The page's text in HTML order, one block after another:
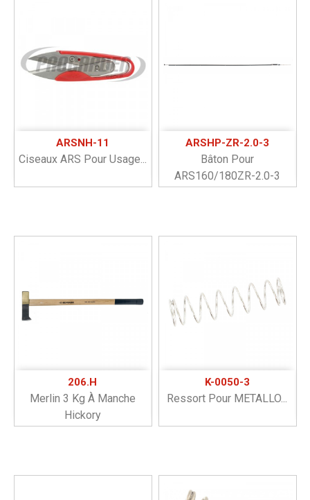
ARSNH-11
Ciseaux ARS Pour Usage...
ARSHP-ZR-2.0-3
Bâton Pour
ARS160/180ZR-2.0-3
206.H
Merlin 3 Kg À Manche
Hickory
K-0050-3
Ressort Pour METALLO...